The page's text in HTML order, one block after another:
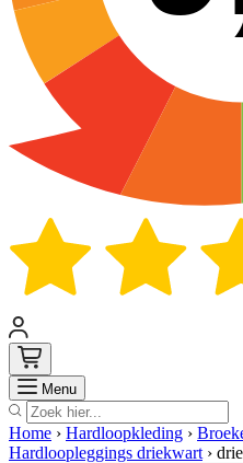
Menu Zoek
Home › Hardloopkleding ›
Hardloopleggings driekwart ›